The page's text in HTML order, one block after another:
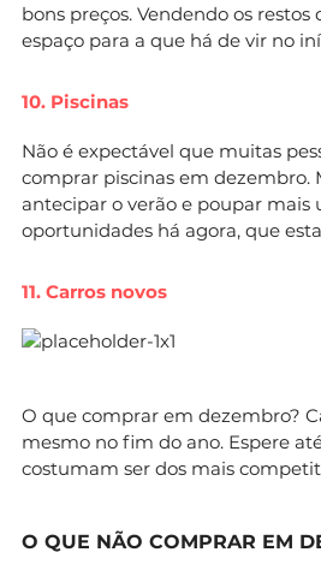
bons preços. Vendendo os
espaço para a que há de vir no
10. Piscinas
Não é expectável que muitas
comprar piscinas em dezembro.
antecipar o verão e poupar mais
oportunidades há agora, que
11. Carros novos
O que comprar em dezembro?
mesmo no fim do ano. Espere
costumam ser dos mais
O QUE NÃO COMPRAR EM